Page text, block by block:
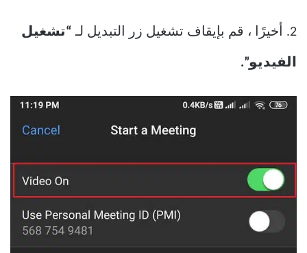
2. أخيرًا ، قم بإيقاف تشغيل زر التبديل لـ “تشغيل
الفيديو”.